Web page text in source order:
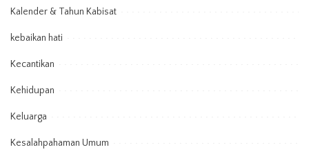
Kalender & Tahun Kabisat
kebaikan hati
Kecantikan
Kehidupan
Keluarga
Kesalahpahaman Umum